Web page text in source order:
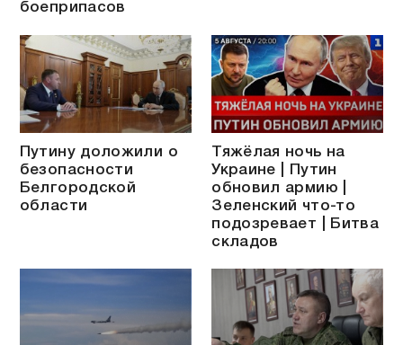
боеприпасов
Путину доложили о
безопасности
Белгородской
области
Тяжёлая ночь на
Украине | Путин
обновил армию |
Зеленский что-то
подозревает | Битва
складов